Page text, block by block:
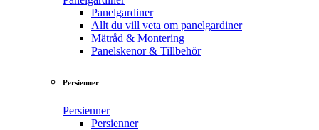
Panelgardiner
Allt du vill veta om panelgardiner
Mätråd & Montering
Panelskenor & Tillbehör
Persienner
Persienner
Persienner